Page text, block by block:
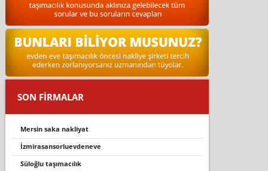
SON FİRMALAR
mersin saka nakliyat
izmirasansorluevdeneve
süloğlu taşimacilik